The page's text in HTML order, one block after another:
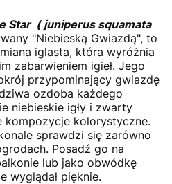
Star ( juniperus squamata
"Niebieską Gwiazdą", to
iglasta, która wyróżnia
zabarwieniem igieł. Jego
przypominający gwiazdę
ozdoba każdego
niebieskie igły i zwarty
kompozycje kolorystyczne.
sprawdzi się zarówno
Posadź go na
lub jako obwódkę
wyglądał pięknie.